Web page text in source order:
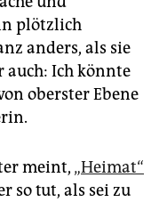
plötzlich
anders, als sie
auch: Ich könnte
oberster Ebene
meint, „Heimat“
so tut, als sei zu